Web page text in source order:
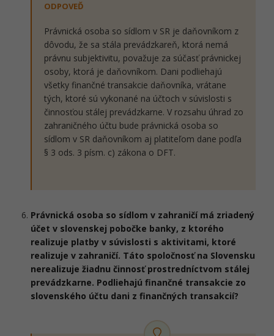
ODPOVEĎ
Právnická osoba so sídlom v SR je daňovníkom z
dôvodu, že sa stála prevádzkareň, ktorá nemá
právnu subjektivitu, považuje za súčasť právnickej
osoby, ktorá je daňovníkom. Dani podliehajú
všetky finančné transakcie daňovníka, vrátane
tých, ktoré sú vykonané na účtoch v súvislosti s
činnosťou stálej prevádzkarne. V rozsahu úhrad zo
zahraničného účtu bude právnická osoba so
sídlom v SR daňovníkom aj platiteľom dane podľa
§ 3 ods. 3 písm. c) zákona o DFT.
Právnická osoba so sídlom v zahraničí má zriadený
účet v slovenskej pobočke banky, z ktorého
realizuje platby v súvislosti s aktivitami, ktoré
realizuje v zahraničí. Táto spoločnosť na Slovensku
nerealizuje žiadnu činnosť prostredníctvom stálej
prevádzkarne. Podliehajú finančné transakcie zo
slovenského účtu dani z finančných transakcií?